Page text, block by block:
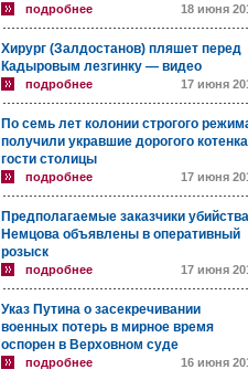
подробнее 18 июня
Хирург (Залдостанов) пляшет перед
Кадыровым лезгинку — видео
подробнее 17 июня
По семь лет колонии строгого
получили укравшие дорогого котенка
гости столицы
подробнее 17 июня
Предполагаемые заказчики убийства
Немцова объявлены в оперативный
розыск
подробнее 17 июня
Указ Путина о засекречивании
военных потерь в мирное время
оспорен в Верховном суде
подробнее 16 июня